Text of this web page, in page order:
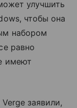
улучшить
чтобы она
набором
равно
имеют
заявили,